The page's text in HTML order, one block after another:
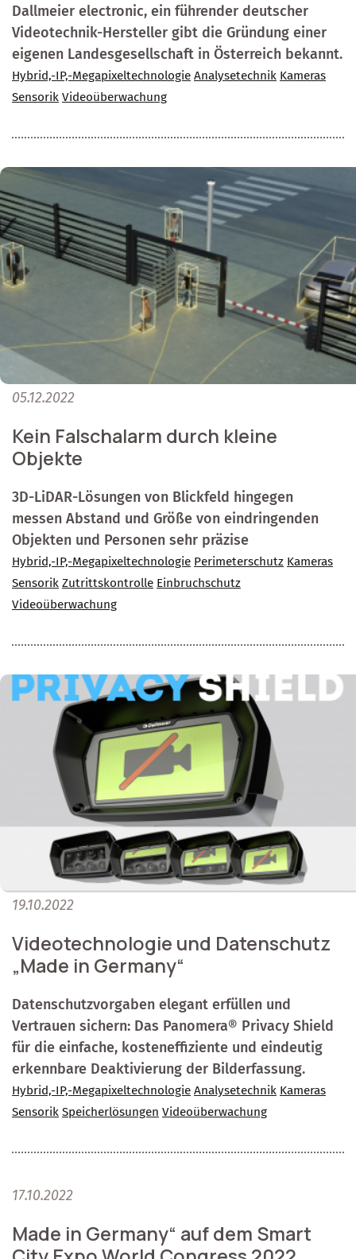
Dallmeier electronic, ein führender deutscher
Videotechnik-Hersteller gibt die Gründung einer
eigenen Landesgesellschaft in Österreich bekannt.
Hybrid,-IP,-Megapixeltechnologie Analysetechnik Kameras
Sensorik Videoüberwachung
05.12.2022
Kein Falschalarm durch kleine
Objekte
3D-LiDAR-Lösungen von Blickfeld hingegen
messen Abstand und Größe von eindringenden
Objekten und Personen sehr präzise
Hybrid,-IP,-Megapixeltechnologie Perimeterschutz Kameras
Sensorik Zutrittskontrolle Einbruchschutz
Videoüberwachung
19.10.2022
Videotechnologie und Datenschutz
„Made in Germany“
Datenschutzvorgaben elegant erfüllen und
Vertrauen sichern: Das Panomera® Privacy Shield
für die einfache, kosteneffiziente und eindeutig
erkennbare Deaktivierung der Bilderfassung.
Hybrid,-IP,-Megapixeltechnologie Analysetechnik Kameras
Sensorik Speicherlösungen Videoüberwachung
17.10.2022
Made in Germany“ auf dem Smart